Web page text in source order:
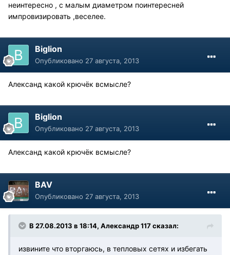
неинтересно , с малым диаметром поинтересней
импровизировать ,веселее.
Biglion
Опубликовано 27 августа, 2013
Александ какой крючёк всмысле?
Biglion
Опубликовано 27 августа, 2013
Александ какой крючёк всмысле?
BAV
Опубликовано 27 августа, 2013
В 27.08.2013 в 18:14, Александр 117 сказал:
извините что вторгаюсь, в тепловых сетях и избегать